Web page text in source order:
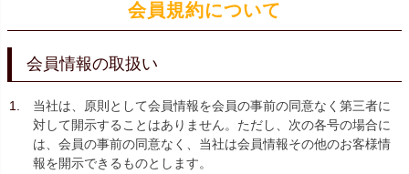
会員規約について
会員情報の取扱い
当社は、原則として会員情報を会員の事前の同意なく第三者に
対して開示することはありません。ただし、次の各号の場合に
は、会員の事前の同意なく、当社は会員情報その他のお客様情
報を開示できるものとします。